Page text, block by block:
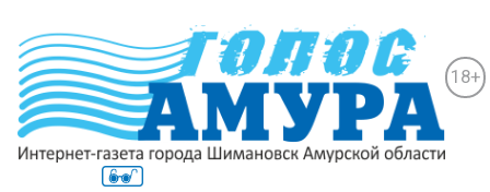
18+